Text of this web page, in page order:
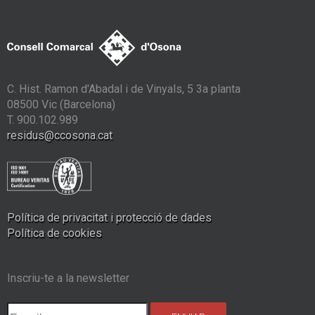
C. Hist. Ramon d'Abadal i de Vinyals, 5 3a planta
08500 Vic (Barcelona)
T. 900.102.989
residus@ccosona.cat
Política de privacitat i protecció de dades
Política de cookies
Inscriu-te a la newsletter